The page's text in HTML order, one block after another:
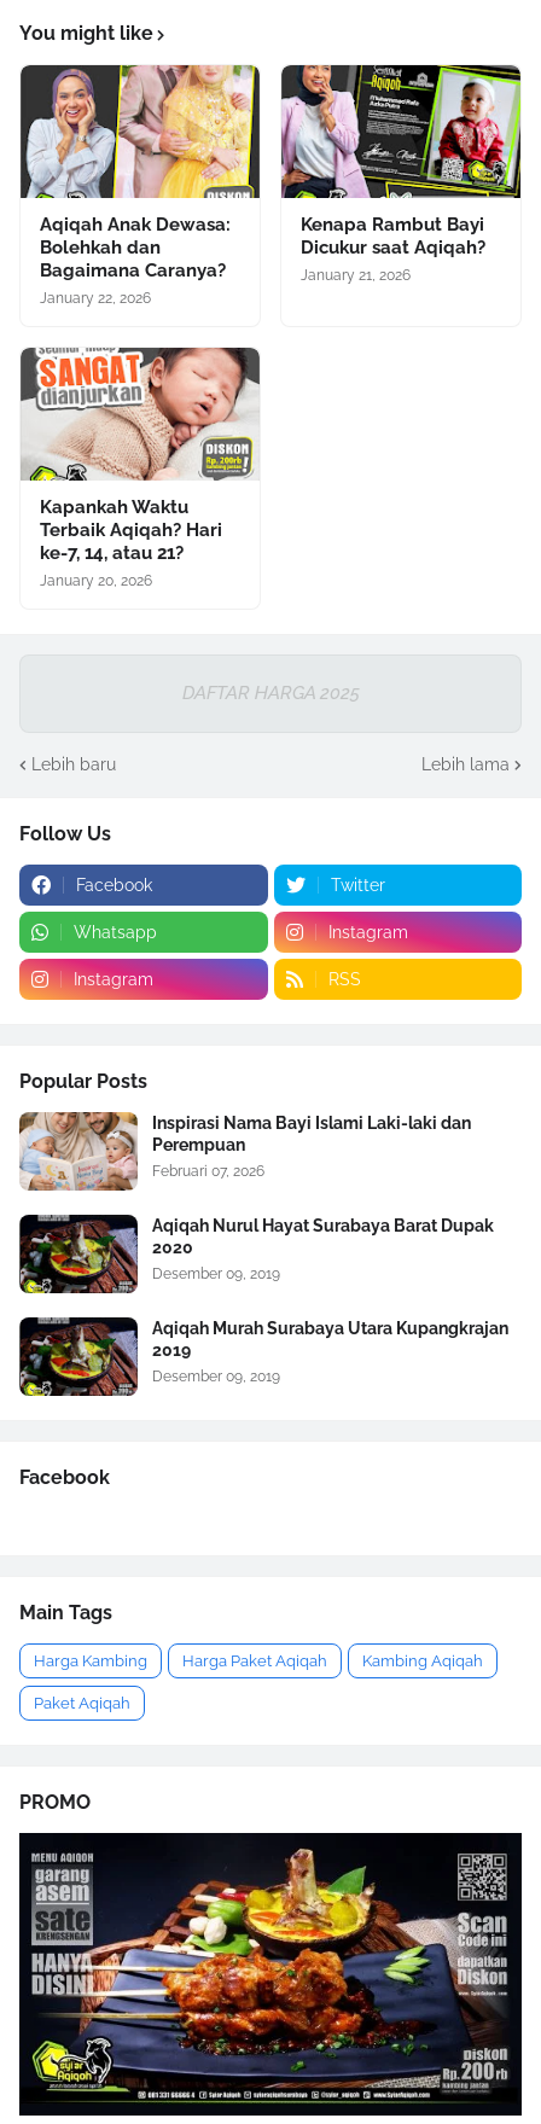
You might like
Aqiqah Anak Dewasa:
Bolehkah dan
Bagaimana Caranya?
January 22, 2026
Kenapa Rambut Bayi
Dicukur saat Aqiqah?
January 21, 2026
Kapankah Waktu
Terbaik Aqiqah? Hari
ke-7, 14, atau 21?
January 20, 2026
DAFTAR HARGA 2025
Lebih baru Lebih lama
Follow Us
Facebook Twitter
Whatsapp Instagram
Instagram RSS
Popular Posts
Inspirasi Nama Bayi Islami Laki-laki dan
Perempuan
Februari 07, 2026
Aqiqah Nurul Hayat Surabaya Barat Dupak
2020
Desember 09, 2019
Aqiqah Murah Surabaya Utara Kupangkrajan
2019
Desember 09, 2019
Facebook
Main Tags
Harga Kambing Harga Paket Aqiqah Kambing Aqiqah
Paket Aqiqah
PROMO